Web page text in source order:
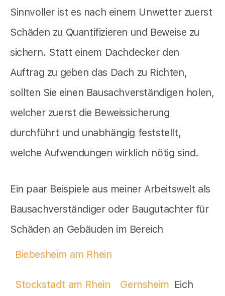
Sinnvoller ist es nach einem Unwetter zuerst
Schäden zu Quantifizieren und Beweise zu
sichern. Statt einem Dachdecker den
Auftrag zu geben das Dach zu Richten,
sollten Sie einen Bausachverständigen holen,
welcher zuerst die Beweissicherung
durchführt und unabhängig feststellt,
welche Aufwendungen wirklich nötig sind.
Ein paar Beispiele aus meiner Arbeitswelt als
Bausachverständiger oder Baugutachter für
Schäden an Gebäuden im Bereich
Biebesheim am Rhein
Stockstadt am Rhein Gernsheim Eich